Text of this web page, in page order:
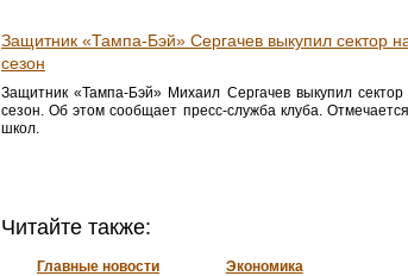
Защитник «Тампа-Бэй» Сергачев выкупил сектор
сезон
Защитник «Тампа-Бэй» Михаил Сергачев выкупил
сезон. Об этом сообщает пресс-служба клуба.
школ.
Читайте также:
Главные новости
Экономика